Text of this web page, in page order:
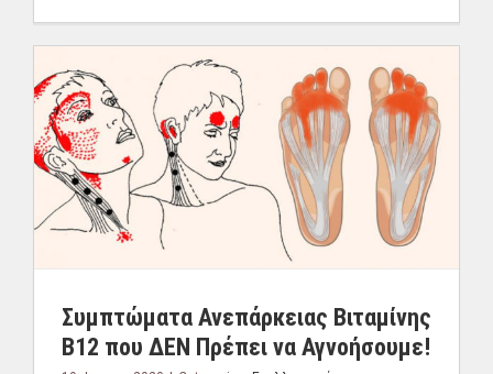
Συμπτώματα Ανεπάρκειας Βιταμίνης
B12 που ΔΕΝ Πρέπει να Αγνοήσουμε!